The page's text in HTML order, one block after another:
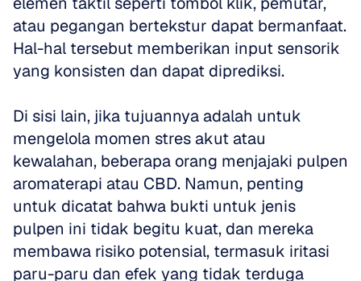
atau pegangan bertekstur dapat bermanfaat.
Hal-hal tersebut memberikan input sensorik
yang konsisten dan dapat diprediksi.
Di sisi lain, jika tujuannya adalah untuk
mengelola momen stres akut atau
kewalahan, beberapa orang menjajaki pulpen
aromaterapi atau CBD. Namun, penting
untuk dicatat bahwa bukti untuk jenis
pulpen ini tidak begitu kuat, dan mereka
membawa risiko potensial, termasuk iritasi
paru-paru dan efek yang tidak terduga